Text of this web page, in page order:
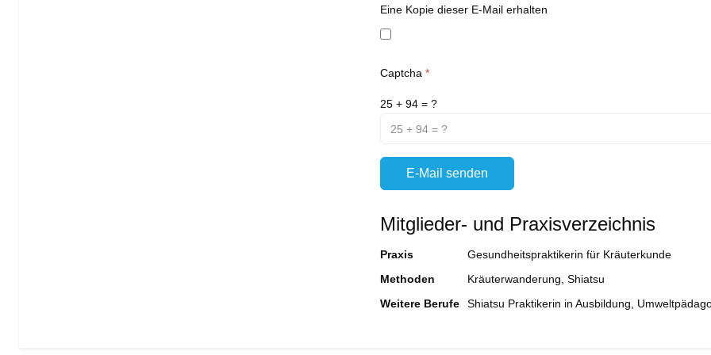
Eine Kopie dieser E-Mail erhalten
Captcha *
25 + 94 = ?
E-Mail senden
Mitglieder- und Praxisverzeichnis
Praxis
Gesundheitspraktikerin für Kräuterkunde
Methoden
Kräuterwanderung, Shiatsu
Weitere Berufe
Shiatsu Praktikerin in Ausbildung,